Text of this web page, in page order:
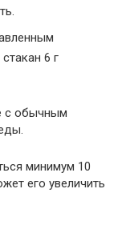
6 г
с обычным
минимум 10
его увеличить